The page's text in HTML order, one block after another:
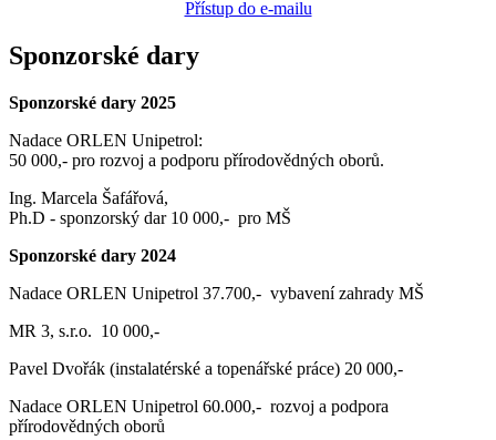
Přístup do e-mailu
Sponzorské dary
Sponzorské dary 2025
Nadace ORLEN Unipetrol:
50 000,- pro rozvoj a podporu přírodovědných oborů.
Ing. Marcela Šafářová,
Ph.D - sponzorský dar 10 000,- pro MŠ
Sponzorské dary 2024
Nadace ORLEN Unipetrol 37.700,- vybavení zahrady MŠ
MR 3, s.r.o. 10 000,-
Pavel Dvořák (instalatérské a topenářské práce) 20 000,-
Nadace ORLEN Unipetrol 60.000,- rozvoj a podpora
přírodovědných oborů